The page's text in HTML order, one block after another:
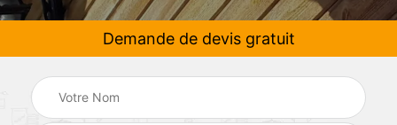
Demande de devis gratuit